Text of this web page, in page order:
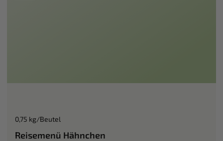
0,75 kg/Beutel
Reisemenü Hähnchen